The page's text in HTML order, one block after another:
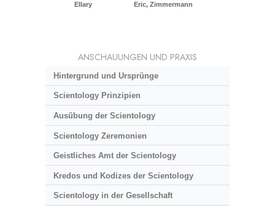
Ellary Eric, Zimmermann
ANSCHAUUNGEN UND PRAXIS
Hintergrund und Ursprünge
Scientology Prinzipien
Ausübung der Scientology
Scientology Zeremonien
Geistliches Amt der Scientology
Kredos und Kodizes der Scientology
Scientology in der Gesellschaft